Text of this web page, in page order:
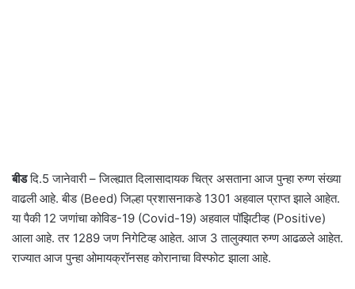
बीडदि.5 जानेवारी – जिल्ह्यात दिलासादायक चित्र असताना आज पुन्हा रुग्ण संख्या
वाढली आहे. बीड (Beed) जिल्हा प्रशासनाकडे 1301 अहवाल प्राप्त झाले आहेत.
या पैकी 12 जणांचा कोविड-19 (Covid-19) अहवाल पॉझिटीव्ह (Positive)
आला आहे. तर 1289 जण निगेटिव्ह आहेत. आज 3 तालुक्यात रुग्ण आढळले आहेत.
राज्यात आज पुन्हा ओमायक्रॉनसह कोरानाचा विस्फोट झाला आहे.